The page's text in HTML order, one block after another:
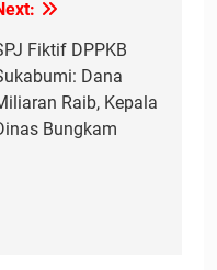
Fiktif DPPKB
Dana
Raib, Kepala
Bungkam